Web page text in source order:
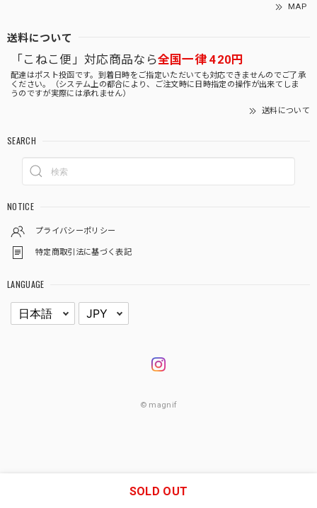
MAP
送料について
「こねこ便」対応商品なら全国一律 420円
配達はポスト投函です。到着日時をご指定いただいても対応できませんのでご了承
ください。（システム上の都合により、ご注文時に日時指定の操作が出来てしま
うのですが実際には承れません）
送料について
SEARCH
NOTICE
プライバシーポリシー
特定商取引法に基づく表記
LANGUAGE
© magnif
SOLD OUT